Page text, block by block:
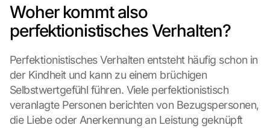
Woher kommt also
perfektionistisches Verhalten?
Perfektionistisches Verhalten entsteht häufig schon in
der Kindheit und kann zu einem brüchigen
Selbstwertgefühl führen. Viele perfektionistisch
veranlagte Personen berichten von Bezugspersonen,
die Liebe oder Anerkennung an Leistung geknüpft